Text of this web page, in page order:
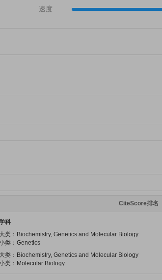
速度
CiteScore排名
科
大类：Biochemistry, Genetics and Molecular Biology
类：Genetics
大类：Biochemistry, Genetics and Molecular Biology
类：Molecular Biology